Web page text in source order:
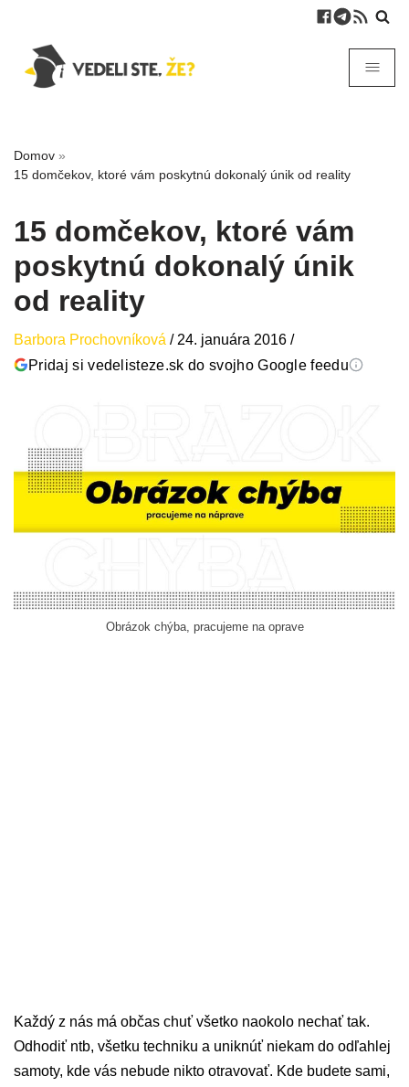
Domov »
15 domčekov, ktoré vám poskytnú dokonalý únik od reality
15 domčekov, ktoré vám
poskytnú dokonalý únik
od reality
Barbora Prochovníková / 24. januára 2016 /
Pridaj si vedelisteze.sk do svojho Google feedu
Obrázok chýba, pracujeme na oprave
Každý z nás má občas chuť všetko naokolo nechať tak.
Odhodiť ntb, všetku techniku a uniknúť niekam do odľahlej
samoty, kde vás nebude nikto otravovať. Kde budete sami,